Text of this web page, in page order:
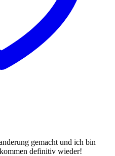
gemacht und ich bin
definitiv wieder!